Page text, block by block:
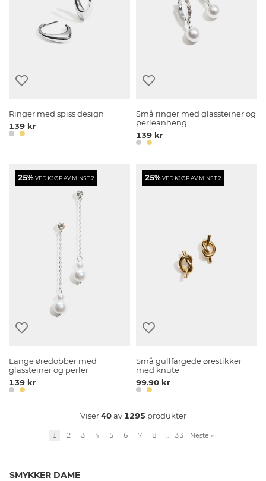
Ringer med spiss design
139 kr
Små ringer med glassteiner og
perleanheng
139 kr
25%VED KJØP AV MINST 2
Lange øredobber med
glassteiner og perler
139 kr
25%VED KJØP AV MINST 2
Små gullfargede ørestikker
med knute
99.90 kr
Viser40av 1295 produkter
1 2 3 4 5 6 7 8 .. 33 Neste »
SMYKKER DAME